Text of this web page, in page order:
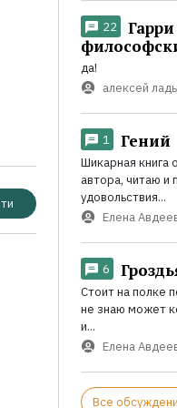
22
да!
алексей
1 Гений
Шикарная книга
автора, читаю и
удовольствия...
Елена
6
Стоит на полке
не знаю может
и...
Елена
Все